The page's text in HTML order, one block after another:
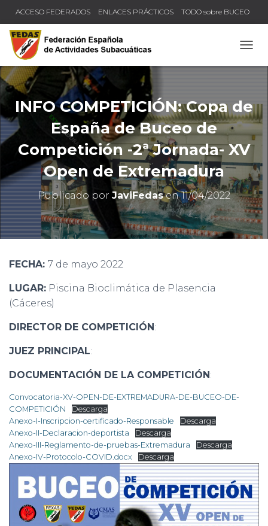
ACCESO FEDERADOS ENLACES PRÁCTICOS TODO sobre BUCEO
COMPRUEBA TU TÍTULO Y LICENCIA
INFO COMPETICIÓN: Copa de
España de Buceo de
Competición -2ª Jornada- XV
Open de Extremadura
Publicado por JaviFedasen11/04/2022
FECHA: 7 de mayo 2022
LUGAR: Piscina Bioclimática de Plasencia
(Cáceres)
DIRECTOR DE COMPETICIÓN:
JUEZ PRINCIPAL:
DOCUMENTACIÓN DE LA COMPETICIÓN:
Convocatoria-XV-OPEN-DE-EXTREMADURA-DE-BUCEO-DE-
COMPETICIÓN
Descarga
Anexo-I-Inscripcion-certificado-Responsable
Descarga
Anexo-II-Declaracion-deportista
Descarga
Anexo-III-Reglamento-de-pruebas-Extremadura
Descarga
Anexo-IV-Protocolo-COVID.docx
Descarga